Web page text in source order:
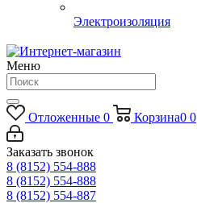
Электроизоляция
Меню
Отложенные 0 Корзина0 0
Заказать звонок
8 (8152) 554-888
8 (8152) 554-888
8 (8152) 554-887